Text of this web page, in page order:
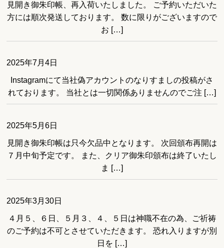
見開き御朱印帳、再入荷いたしました。 ご予約いただいた
方には順次発送しております。 数に限りがございますので
お […]
2025年7月4日
Instagramにて当社偽アカウントのなりすましの投稿がさ
れております。 当社とは一切関係ありませんのでご注 […]
2025年5月6日
見開き御朱印帳は只今欠品中となります。 次回頒布再開は
７月中旬予定です。 また、クリア御朱印頒布は終了いたし
ま […]
2025年3月30日
４月５、６日、５月３、４、５日は神職不在の為、ご祈祷
のご予約は不可とさせていただきます。 恐れ入りますが別
日を […]